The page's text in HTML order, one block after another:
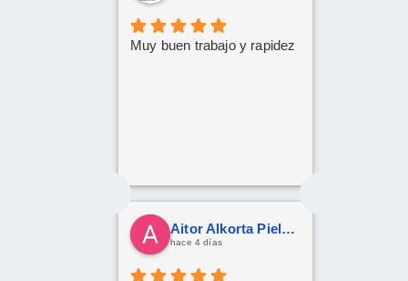
Muy buen trabajo y rapidez
Aitor Alkorta Pielago
hace 4 días